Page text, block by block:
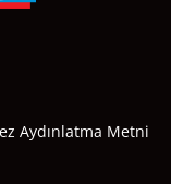
Aydınlatma Metni